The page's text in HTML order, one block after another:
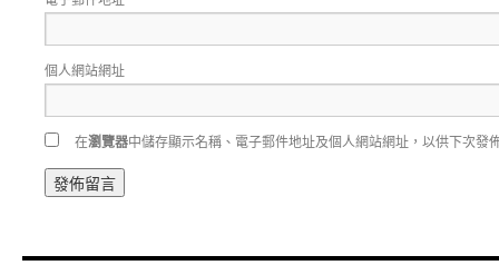
個人網站網址
在瀏覽器中儲存顯示名稱、電子郵件地址及個人網站網址，以供下次發